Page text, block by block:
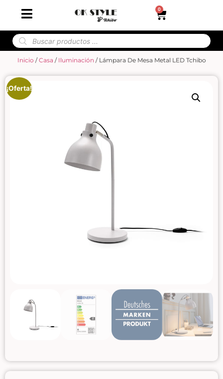
0
Inicio /Casa / Iluminación / Lámpara De Mesa Metal LED Tchibo
¡Oferta!